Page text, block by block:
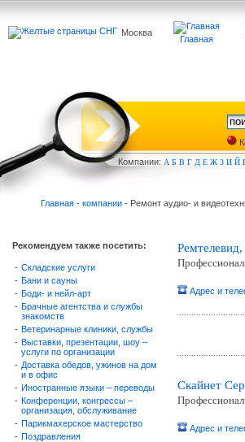
Москва
Главная
Компании: А Б В Г Д Е Ж З И Й
Главная - компании - Ремонт аудио- и
Рекомендуем также посетить:
- Складские услуги
- Бани и сауны
- Боди- и нейл-арт
- Брачные агентства и службы
знакомств
- Ветеринарные клиники, службы
- Выставки, презентации, шоу –
услуги по организации
- Доставка обедов, ужинов на дом
и в офис
- Иностранные языки – переводы
- Конференции, конгрессы –
организация, обслуживание
- Парикмахерское мастерство
- Поздравления
Адрес и
Скайнет
Адрес и